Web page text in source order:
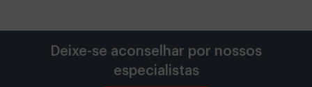
Deixe-se aconselhar por nossos
especialistas